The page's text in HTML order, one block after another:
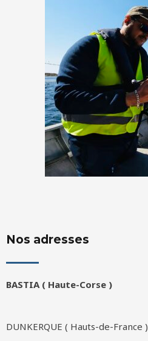
Nos adresses
BASTIA ( Haute-Corse )
DUNKERQUE ( Hauts-de-France )